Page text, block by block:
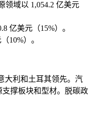
领域以 1,054.2 亿美元
亿美元（15%）。
10%）。
大利和土耳其领先。汽
撑板块和型材。脱碳政